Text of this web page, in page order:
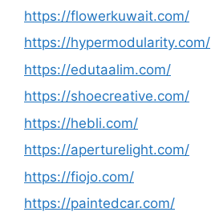
https://flowerkuwait.com/
https://hypermodularity.com/
https://edutaalim.com/
https://shoecreative.com/
https://hebli.com/
https://aperturelight.com/
https://fiojo.com/
https://paintedcar.com/